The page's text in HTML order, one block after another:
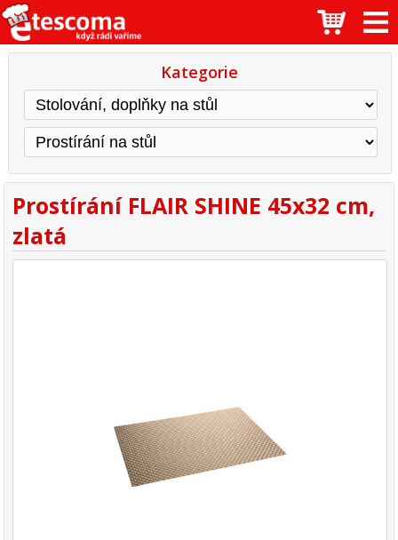
Kategorie
Prostírání FLAIR SHINE 45x32 cm,
zlatá